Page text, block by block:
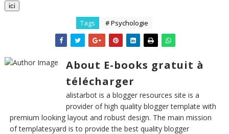
ici
Tags # Psychologie
About E-books gratuit à
télécharger
alistarbot is a blogger resources site is a
provider of high quality blogger template with
premium looking layout and robust design. The main mission
of templatesyard is to provide the best quality blogger